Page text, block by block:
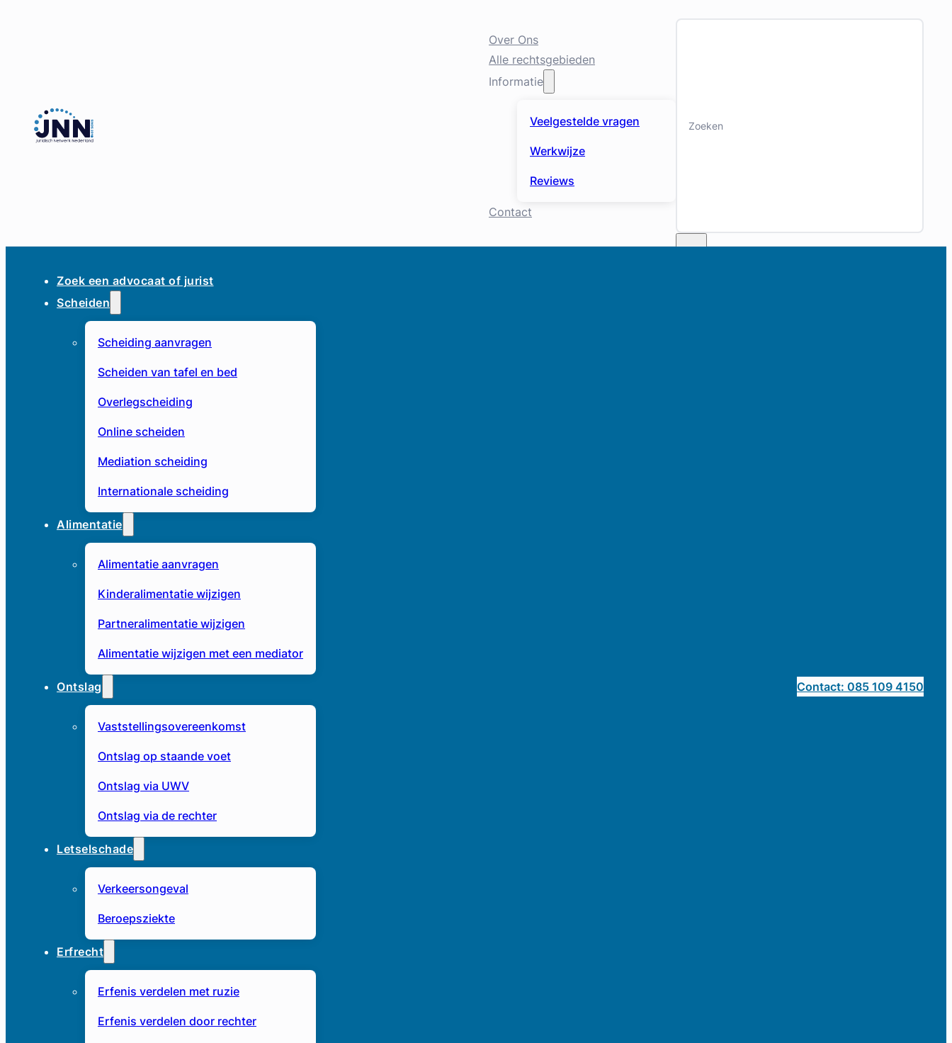
Over Ons
Alle rechtsgebieden
Informatie
Veelgestelde vragen
Werkwijze
Reviews
Contact
Zoek een advocaat of jurist
Scheiden
Scheiding aanvragen
Scheiden van tafel en bed
Overlegscheiding
Online scheiden
Mediation scheiding
Internationale scheiding
Alimentatie
Alimentatie aanvragen
Kinderalimentatie wijzigen
Partneralimentatie wijzigen
Alimentatie wijzigen met een mediator
Ontslag
Vaststellingsovereenkomst
Ontslag op staande voet
Ontslag via UWV
Ontslag via de rechter
Letselschade
Verkeersongeval
Beroepsziekte
Erfrecht
Erfenis verdelen met ruzie
Erfenis verdelen door rechter
Contact: 085 109 4150